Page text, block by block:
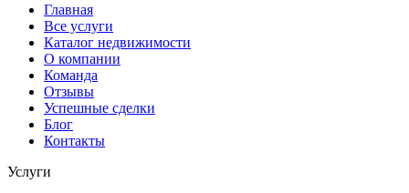
Главная
Все услуги
Каталог недвижимости
О компании
Команда
Отзывы
Успешные сделки
Блог
Контакты
Услуги